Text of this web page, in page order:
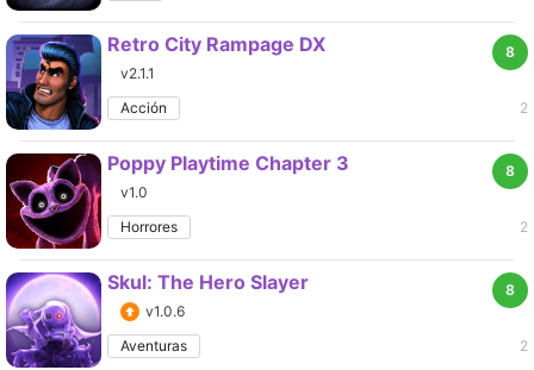
8
Retro City Rampage DX
v2.1.1
Acción
2
8
Poppy Playtime Chapter 3
v1.0
Horrores
2
8
Skul: The Hero Slayer
v1.0.6
Aventuras
2